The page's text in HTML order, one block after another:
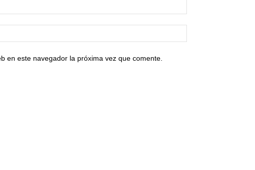
en este navegador la próxima vez que comente.